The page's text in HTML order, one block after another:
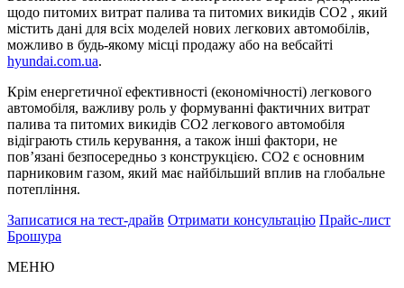
щодо питомих витрат палива та питомих викидів CO2 , який
містить дані для всіх моделей нових легкових автомобілів,
можливо в будь-якому місці продажу або на вебсайті
hyundai.com.ua.
Крім енергетичної ефективності (економічності) легкового
автомобіля, важливу роль у формуванні фактичних витрат
палива та питомих викидів CO2 легкового автомобіля
відіграють стиль керування, а також інші фактори, не
пов’язані безпосередньо з конструкцією. CO2 є основним
парниковим газом, який має найбільший вплив на глобальне
потепління.
Записатися на тест-драйв Отримати консультацію Прайс-лист
Брошура
МЕНЮ